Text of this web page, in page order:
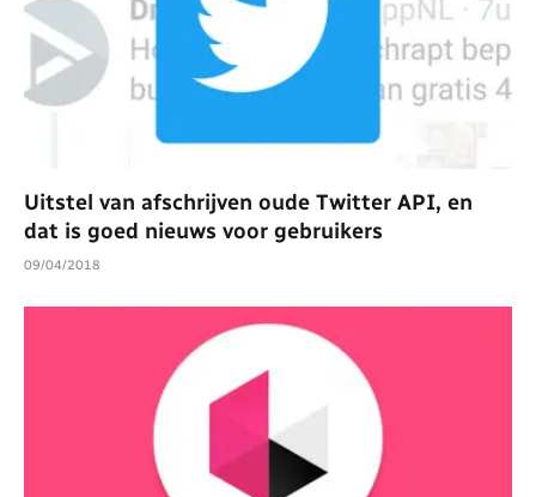
Uitstel van afschrijven oude Twitter API, en
dat is goed nieuws voor gebruikers
09/04/2018